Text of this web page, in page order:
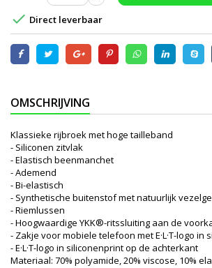
 Direct leverbaar
OMSCHRIJVING
Klassieke rijbroek met hoge tailleband
- Siliconen zitvlak
- Elastisch beenmanchet
- Ademend
- Bi-elastisch
- Synthetische buitenstof met natuurlijk
- Riemlussen
- Hoogwaardige YKK®-ritssluiting aan de
- Zakje voor mobiele telefoon met E·L·T-logo in
- E·L·T-logo in siliconenprint op de achterkant
Materiaal: 70% polyamide, 20% viscose, 10%